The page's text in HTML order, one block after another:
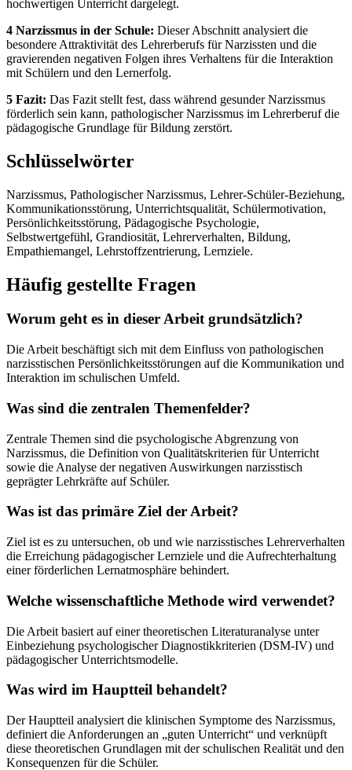
hochwertigen Unterricht dargelegt.
4 Narzissmus in der Schule: Dieser Abschnitt analysiert die
besondere Attraktivität des Lehrerberufs für Narzissten und die
gravierenden negativen Folgen ihres Verhaltens für die Interaktion
mit Schülern und den Lernerfolg.
5 Fazit: Das Fazit stellt fest, dass während gesunder Narzissmus
förderlich sein kann, pathologischer Narzissmus im Lehrerberuf die
pädagogische Grundlage für Bildung zerstört.
Schlüsselwörter
Narzissmus, Pathologischer Narzissmus, Lehrer-Schüler-Beziehung,
Kommunikationsstörung, Unterrichtsqualität, Schülermotivation,
Persönlichkeitsstörung, Pädagogische Psychologie,
Selbstwertgefühl, Grandiosität, Lehrerverhalten, Bildung,
Empathiemangel, Lehrstoffzentrierung, Lernziele.
Häufig gestellte Fragen
Worum geht es in dieser Arbeit grundsätzlich?
Die Arbeit beschäftigt sich mit dem Einfluss von pathologischen
narzisstischen Persönlichkeitsstörungen auf die Kommunikation und
Interaktion im schulischen Umfeld.
Was sind die zentralen Themenfelder?
Zentrale Themen sind die psychologische Abgrenzung von
Narzissmus, die Definition von Qualitätskriterien für Unterricht
sowie die Analyse der negativen Auswirkungen narzisstisch
geprägter Lehrkräfte auf Schüler.
Was ist das primäre Ziel der Arbeit?
Ziel ist es zu untersuchen, ob und wie narzisstisches Lehrerverhalten
die Erreichung pädagogischer Lernziele und die Aufrechterhaltung
einer förderlichen Lernatmosphäre behindert.
Welche wissenschaftliche Methode wird verwendet?
Die Arbeit basiert auf einer theoretischen Literaturanalyse unter
Einbeziehung psychologischer Diagnostikkriterien (DSM-IV) und
pädagogischer Unterrichtsmodelle.
Was wird im Hauptteil behandelt?
Der Hauptteil analysiert die klinischen Symptome des Narzissmus,
definiert die Anforderungen an „guten Unterricht“ und verknüpft
diese theoretischen Grundlagen mit der schulischen Realität und den
Konsequenzen für die Schüler.